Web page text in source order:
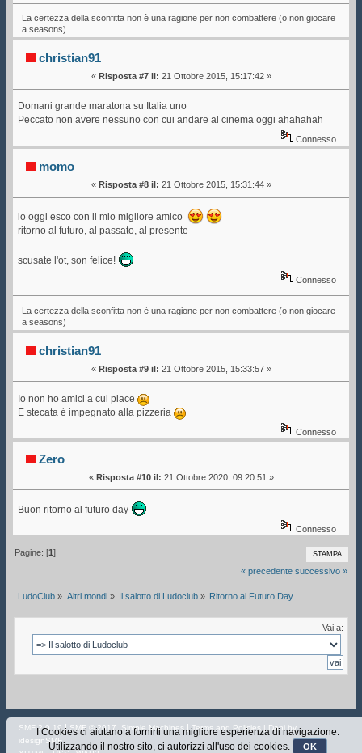
La certezza della sconfitta non è una ragione per non combattere (o non giocare
a seasons)
christian91
« Risposta #7 il: 21 Ottobre 2015, 15:17:42 »
Domani grande maratona su Italia uno
Peccato non avere nessuno con cui andare al cinema oggi ahahahah
Connesso
momo
« Risposta #8 il: 21 Ottobre 2015, 15:31:44 »
io oggi esco con il mio migliore amico
ritorno al futuro, al passato, al presente
scusate l'ot, son felice!
Connesso
La certezza della sconfitta non è una ragione per non combattere (o non giocare
a seasons)
christian91
« Risposta #9 il: 21 Ottobre 2015, 15:33:57 »
Io non ho amici a cui piace
E stecata é impegnato alla pizzeria
Connesso
Zero
« Risposta #10 il: 21 Ottobre 2020, 09:20:51 »
Buon ritorno al futuro day
Connesso
STAMPA
Pagine: [1]
« precedente successivo »
LudoClub » Altri mondi» Il salotto di Ludoclub» Ritorno al Futuro Day
Vai a:
SMF 2.0.19 | SMF © 2017 Simple Machines |Terms and Policies | Dani by
idesignSMF
I Cookies ci aiutano a fornirti una migliore esperienza di navigazione.
Utilizzando il nostro sito, ci autorizzi all'uso dei cookies.
OK